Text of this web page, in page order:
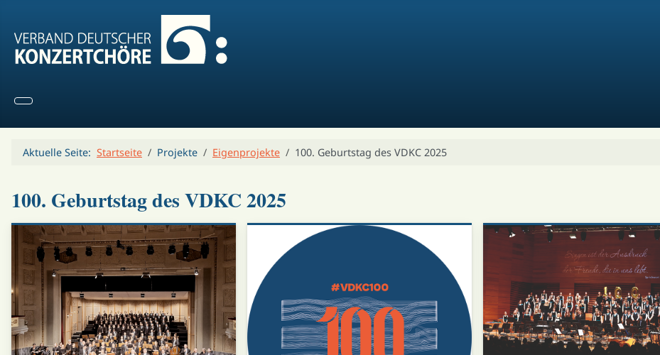
Aktuelle Seite: Startseite Projekte Eigenprojekte 100. Geburtstag des VDKC 2025
100. Geburtstag des VDKC 2025